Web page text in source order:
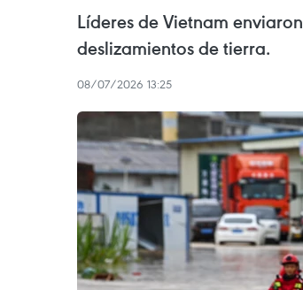
Líderes de Vietnam
deslizamientos de tierra.
08/07/2026 13:25